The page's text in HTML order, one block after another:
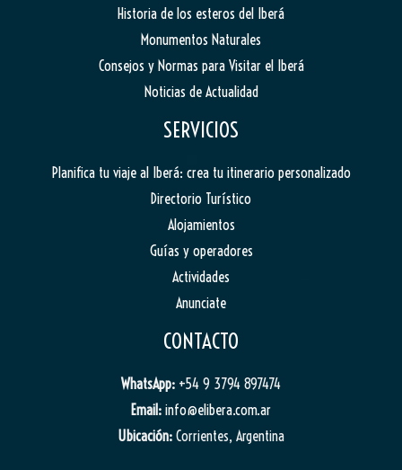
Historia de los esteros del Iberá
Monumentos Naturales
Consejos y Normas para Visitar el Iberá
Noticias de Actualidad
SERVICIOS
Planifica tu viaje al Iberá: crea tu itinerario personalizado
Directorio Turístico
Alojamientos
Guías y operadores
Actividades
Anunciate
CONTACTO
WhatsApp: +54 9 3794 897474
Email: info@elibera.com.ar
Ubicación: Corrientes, Argentina